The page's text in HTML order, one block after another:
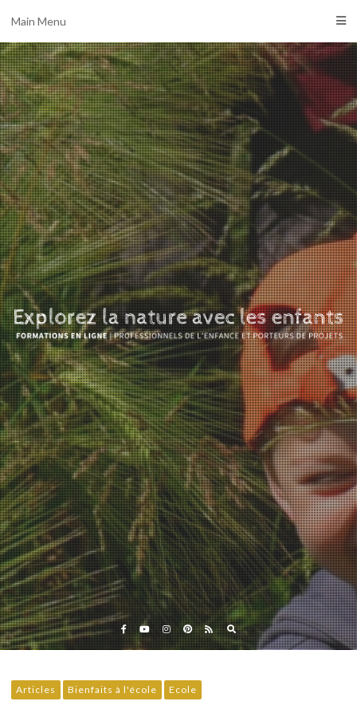
Eveil et Nature
Outils et Formations en ligne pour explorer la nature
avec les enfants
Main Menu
Articles Bienfaits à l'école Ecole